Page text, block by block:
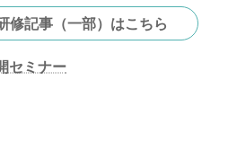
修記事（一部）はこちら
セミナー